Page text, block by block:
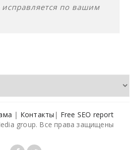
исправляется по вашим
| Контакты | Free SEO report
group. Все права защищены